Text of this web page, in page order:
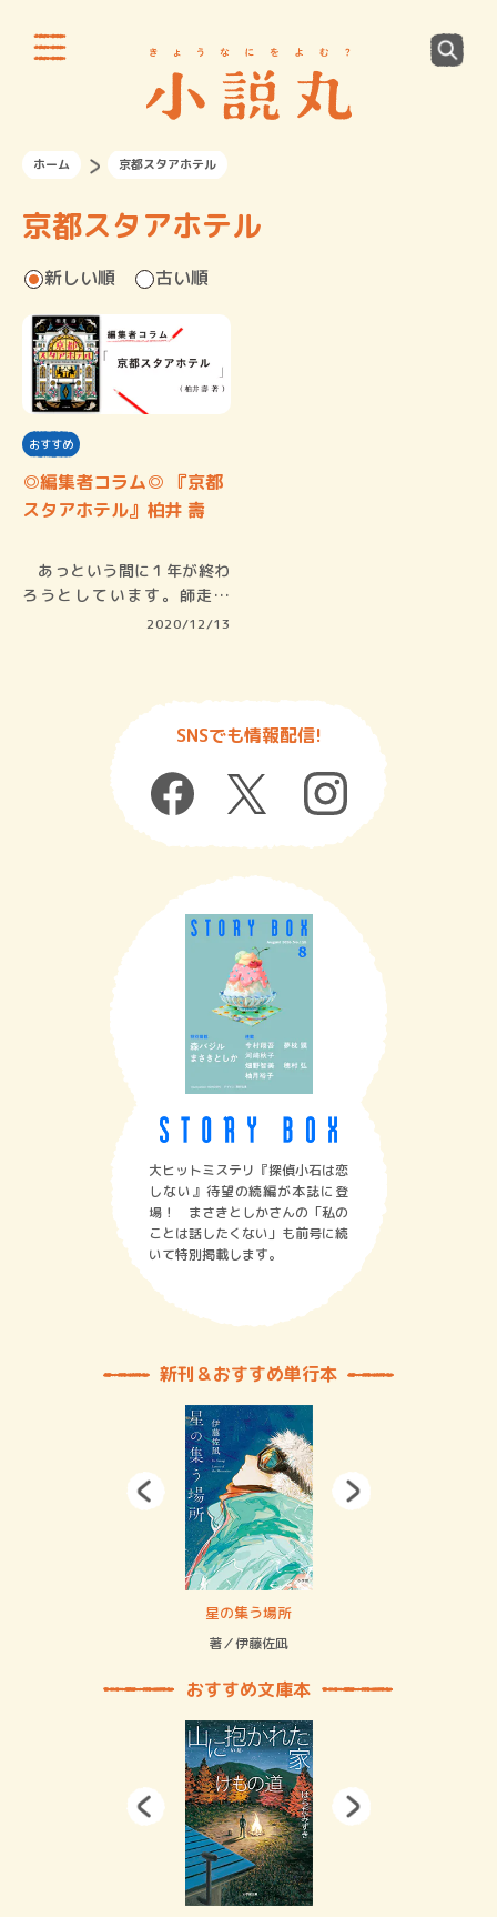
ホーム 京都スタアホテル
京都スタアホテル
新しい順 古い順
おすすめ
◎編集者コラム◎ 『京都
スタアホテル』柏井 壽
あっという間に１年が終わ
ろうとしています。師走で
2020/12/13
SNSでも情報配信!
大ヒットミステリ『探偵小石は恋
しない』待望の続編が本誌に登
場！ まさきとしかさんの「私の
ことは話したくない」も前号に続
いて特別掲載します。
新刊＆おすすめ単行本
星の集う場所
著／伊藤佐凪
おすすめ文庫本